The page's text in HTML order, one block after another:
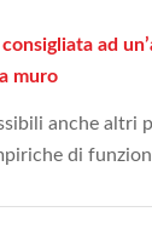
ad
muro
anche altri
di